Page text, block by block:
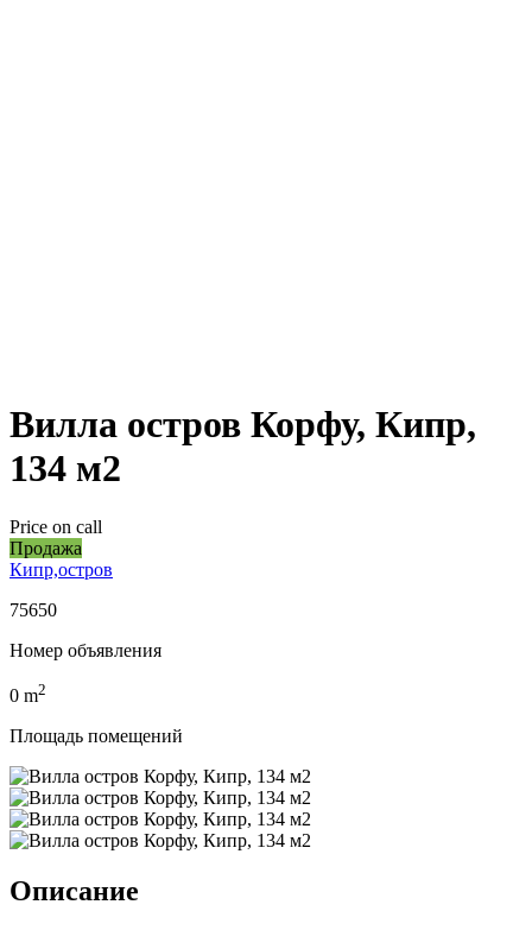
Вилла остров Корфу, Кипр,
134 м2
Price on call
Продажа
Кипр,остров
75650
Номер объявления
0 m2
Площадь помещений
Описание